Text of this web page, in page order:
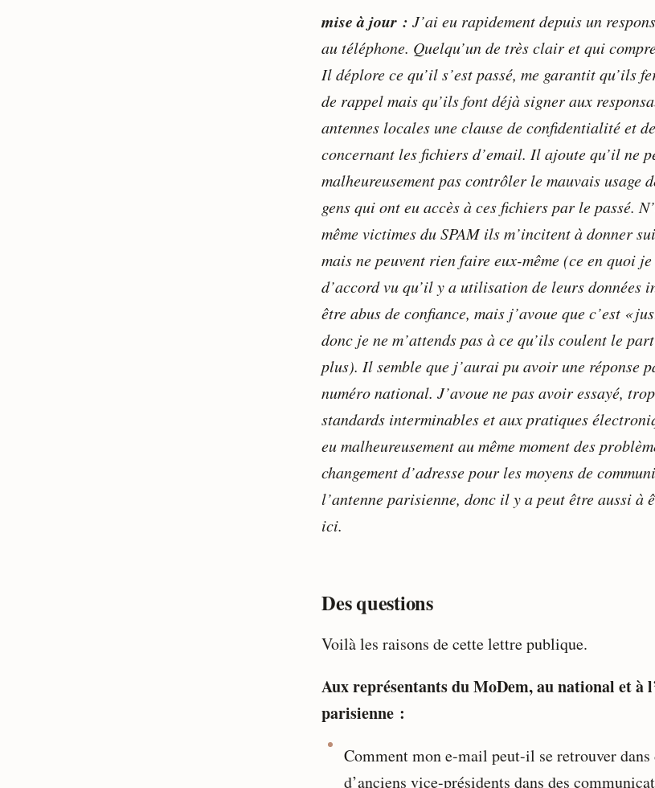
mise à jour : J’ai eu rapidement depuis un
au téléphone. Quelqu’un de très clair et qui
Il déplore ce qu’il s’est passé, me garantit qu’ils
de rappel mais qu’ils font déjà signer aux
antennes locales une clause de confidentialité et
concernant les fichiers d’email. Il ajoute qu’il ne
malheureusement pas contrôler le mauvais usage
gens qui ont eu accès à ces fichiers par le passé.
même victimes du SPAM ils m’incitent à donner
mais ne peuvent rien faire eux-même (ce en quoi
d’accord vu qu’il y a utilisation de leurs données
être abus de confiance, mais j’avoue que c’est «
donc je ne m’attends pas à ce qu’ils coulent le
plus). Il semble que j’aurai pu avoir une réponse
numéro national. J’avoue ne pas avoir essayé,
standards interminables et aux pratiques
eu malheureusement au même moment des
changement d’adresse pour les moyens de
l’antenne parisienne, donc il y a peut être aussi à
ici.
Des questions
Voilà les raisons de cette lettre publique.
Aux représentants du MoDem, au national et à
parisienne :
Comment mon e-mail peut-il se retrouver
d’anciens vice-présidents dans des